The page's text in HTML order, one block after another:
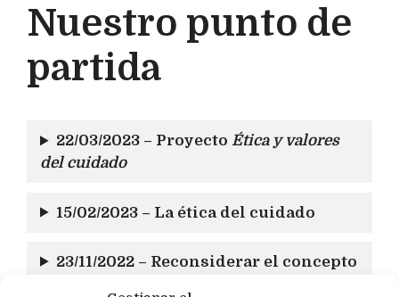
Nuestro punto de
partida
22/03/2023 – ProyectoÉtica y valores
del cuidado
15/02/2023 – La ética del cuidado
23/11/2022 – Reconsiderar el concepto